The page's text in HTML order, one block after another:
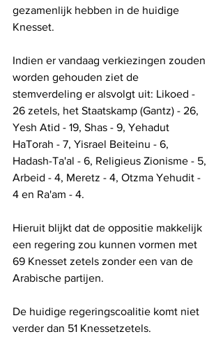
gezamenlijk hebben in de huidige
Knesset.
Indien er vandaag verkiezingen zouden
worden gehouden ziet de
stemverdeling er alsvolgt uit: Likoed -
26 zetels, het Staatskamp (Gantz) - 26,
Yesh Atid - 19, Shas - 9, Yehadut
HaTorah - 7, Yisrael Beiteinu - 6,
Hadash-Ta'al - 6, Religieus Zionisme - 5,
Arbeid - 4, Meretz - 4, Otzma Yehudit -
4 en Ra'am - 4.
Hieruit blijkt dat de oppositie makkelijk
een regering zou kunnen vormen met
69 Knesset zetels zonder een van de
Arabische partijen.
De huidige regeringscoalitie komt niet
verder dan 51 Knessetzetels.